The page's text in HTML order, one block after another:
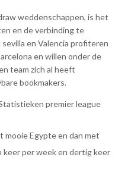
weddenschappen, is het
en de verbinding te
en Valencia profiteren
en willen onder de
team zich al heeft
bookmakers.
premier league
mooie Egypte en dan met
keer per week en dertig keer